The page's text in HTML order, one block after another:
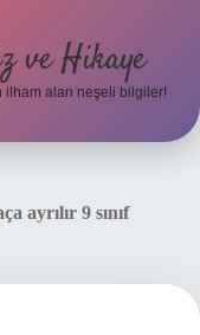
ve Hikaye
ilham alan neşeli bilgiler!
ayrılır 9 sınıf